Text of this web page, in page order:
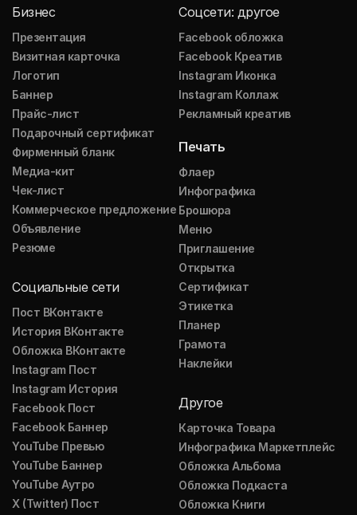
Бизнес
Презентация
Визитная карточка
Логотип
Баннер
Прайс-лист
Подарочный сертификат
Фирменный бланк
Медиа-кит
Чек-лист
Коммерческое предложение
Объявление
Резюме
Социальные сети
Пост ВКонтакте
История ВКонтакте
Обложка ВКонтакте
Instagram Пост
Instagram История
Facebook Пост
Facebook Баннер
YouTube Превью
YouTube Баннер
YouTube Аутро
X (Twitter) Пост
Соцсети: другое
Facebook обложка
Facebook Креатив
Instagram Иконка
Instagram Коллаж
Рекламный креатив
Печать
Флаер
Инфографика
Брошюра
Меню
Приглашение
Открытка
Сертификат
Этикетка
Планер
Грамота
Наклейки
Другое
Карточка Товара
Инфографика Маркетплейс
Обложка Альбома
Обложка Подкаста
Обложка Книги